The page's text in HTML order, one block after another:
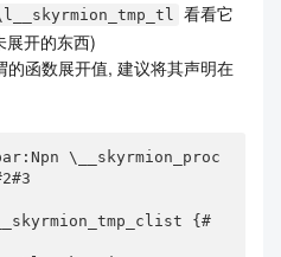
看看它
展开的东西)
的函数展开值, 建议将其声明在
\__skyrmion_proc